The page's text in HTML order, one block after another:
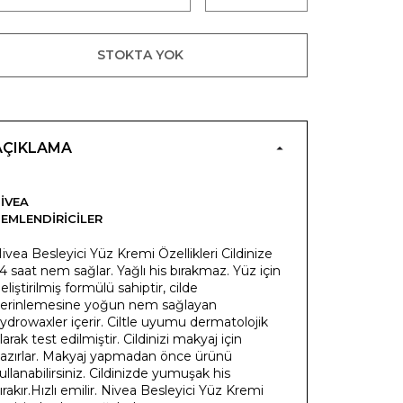
STOKTA YOK
Besleyici Yüz Kremi Özellikleri Cildinize
saat nem sağlar. Yağlı his bırakmaz. Yüz için
formülü sahiptir, cilde
yoğun nem sağlayan
içerir. Ciltle uyumu dermatolojik
test edilmiştir. Cildinizi makyaj için
Makyaj yapmadan önce ürünü
Cildinizde yumuşak his
emilir. Nivea Besleyici Yüz Kremi